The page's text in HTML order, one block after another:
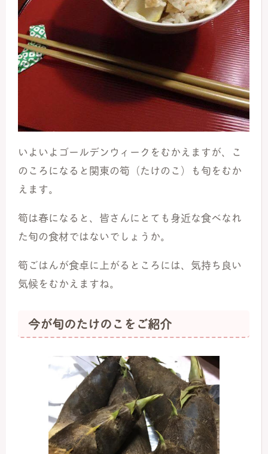
いよいよゴールデンウィークをむかえますが、こ
のころになると関東の筍（たけのこ）も旬をむか
えます。
筍は春になると、皆さんにとても身近な食べなれ
た旬の食材ではないでしょうか。
筍ごはんが食卓に上がるところには、気持ち良い
気候をむかえますね。
今が旬のたけのこをご紹介